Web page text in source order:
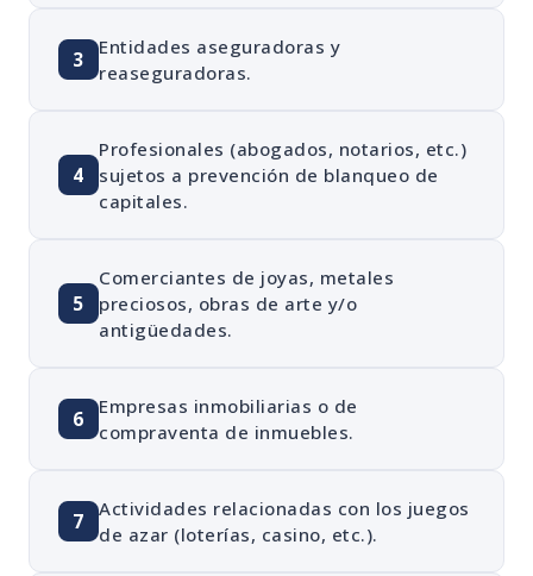
3
Entidades aseguradoras y
reaseguradoras.
4
Profesionales (abogados, notarios, etc.)
sujetos a prevención de blanqueo de
capitales.
5
Comerciantes de joyas, metales
preciosos, obras de arte y/o
antigüedades.
6
Empresas inmobiliarias o de
compraventa de inmuebles.
7
Actividades relacionadas con los juegos
de azar (loterías, casino, etc.).